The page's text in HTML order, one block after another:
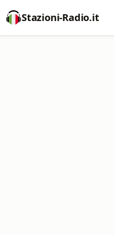
Stazioni-Radio.it